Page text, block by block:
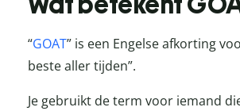
“GOAT” is een Engelse afkorting
beste aller tijden”.
Je gebruikt de term voor iemand